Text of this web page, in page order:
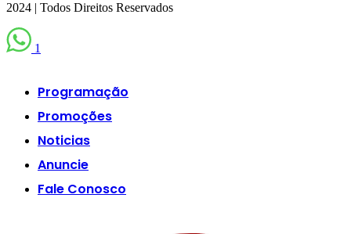
2024 | Todos Direitos Reservados
1
Programação
Promoções
Noticias
Anuncie
Fale Conosco